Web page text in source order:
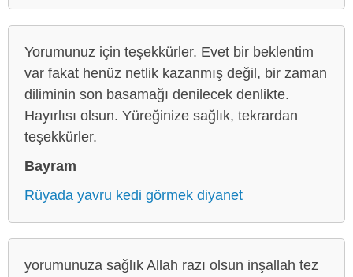
Yorumunuz için teşekkürler. Evet bir beklentim
var fakat henüz netlik kazanmış değil, bir zaman
diliminin son basamağı denilecek denlikte.
Hayırlısı olsun. Yüreğinize sağlık, tekrardan
teşekkürler.
Bayram
Rüyada yavru kedi görmek diyanet
yorumunuza sağlık Allah razı olsun inşallah tez